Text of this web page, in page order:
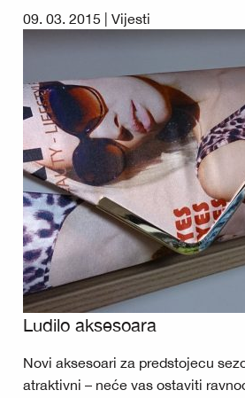
09. 03. 2015 | Vijesti
Ludilo aksesoara
Novi aksesoari za predstojecu
atraktivni – neće vas ostaviti